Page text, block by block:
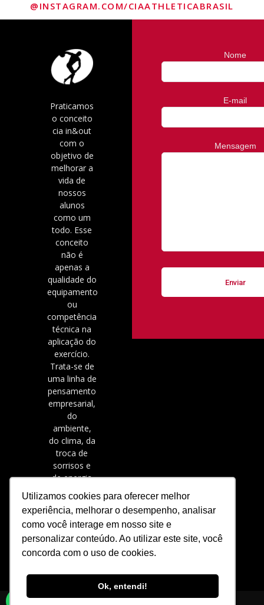
Utilizamos cookies para oferecer melhor
experiência, melhorar o desempenho, analisar
como você interage em nosso site e
personalizar conteúdo. Ao utilizar este site, você
concorda com o uso de cookies.
Ok, entendi!
@INSTAGRAM.COM/CIAATHLETICABRASIL
Nome
E-mail
Mensagem
Praticamos
o conceito
cia in&out
com o
objetivo de
melhorar a
vida de
nossos
alunos
como um
todo. Esse
conceito
não é
apenas a
qualidade do
equipamento
ou
competência
técnica na
aplicação do
exercício.
Trata-se de
uma linha de
pensamento
empresarial,
do
ambiente,
do clima, da
troca de
sorrisos e
de energia
positiva.
Converse conosco